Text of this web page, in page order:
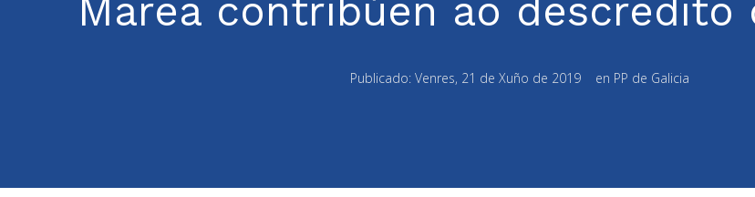
Marea contribúen ao descrédito
Publicado: Venres, 21 de Xuño de 2019 en PP de Galicia